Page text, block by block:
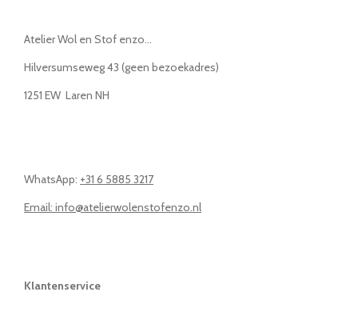
Atelier Wol en Stof enzo...
Hilversumseweg 43 (geen bezoekadres)
1251 EW Laren NH
WhatsApp: +31 6 5885 3217
Email: info@atelierwolenstofenzo.nl
Klantenservice